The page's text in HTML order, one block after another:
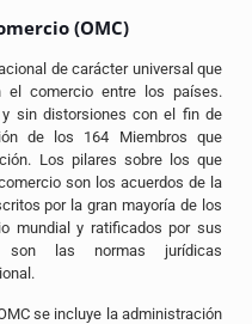
(OMC)
de carácter universal que
comercio entre los países.
sin distorsiones con el fin de
de los 164 Miembros que
Los pilares sobre los que
son los acuerdos de la
por la gran mayoría de los
mundial y ratificados por sus
son las normas jurídicas
se incluye la administración